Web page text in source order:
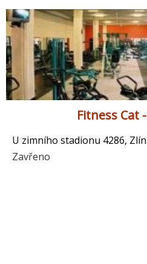
Fitness Cat
U zimního stadionu 4286, Zlín
Zavřeno